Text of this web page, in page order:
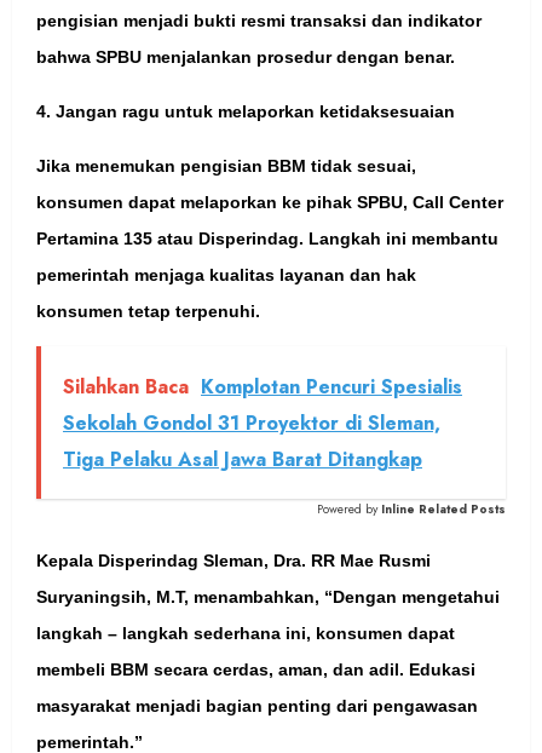
pengisian menjadi bukti resmi transaksi dan indikator
bahwa SPBU menjalankan prosedur dengan benar.
4. Jangan ragu untuk melaporkan ketidaksesuaian
Jika menemukan pengisian BBM tidak sesuai,
konsumen dapat melaporkan ke pihak SPBU, Call Center
Pertamina 135 atau Disperindag. Langkah ini membantu
pemerintah menjaga kualitas layanan dan hak
konsumen tetap terpenuhi.
Silahkan Baca Komplotan Pencuri Spesialis
Sekolah Gondol 31 Proyektor di Sleman,
Tiga Pelaku Asal Jawa Barat Ditangkap
Powered by Inline Related Posts
Kepala Disperindag Sleman, Dra. RR Mae Rusmi
Suryaningsih, M.T, menambahkan, “Dengan mengetahui
langkah – langkah sederhana ini, konsumen dapat
membeli BBM secara cerdas, aman, dan adil. Edukasi
masyarakat menjadi bagian penting dari pengawasan
pemerintah.”